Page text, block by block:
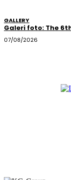
GALLERY
Galeri foto: The
07/08/2026